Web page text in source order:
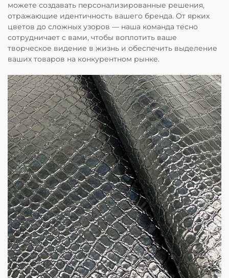
можете создавать персонализированные решения,
отражающие идентичность вашего бренда. От ярких
цветов до сложных узоров — наша команда тесно
сотрудничает с вами, чтобы воплотить ваше
творческое видение в жизнь и обеспечить выделение
ваших товаров на конкурентном рынке.